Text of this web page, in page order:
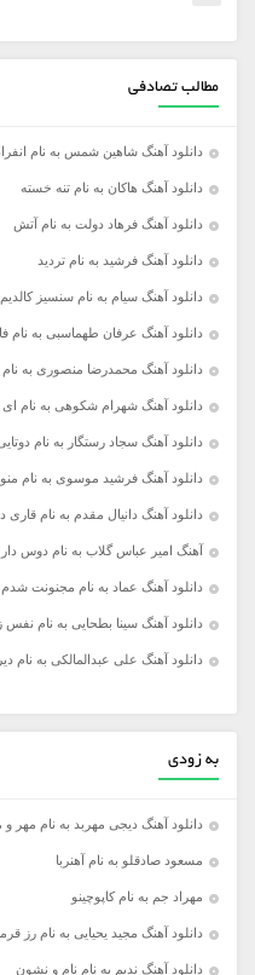
مطالب تصادفی
دانلود آهنگ شاهین شمس به نام
دانلود آهنگ هاکان به نام تنه خسته
دانلود آهنگ فرهاد دولت به نام آتش
دانلود آهنگ فرشید به نام تردید
دانلود آهنگ سیام به نام سنسیز کالدیم
دانلود آهنگ عرفان طهماسبی به
دانلود آهنگ محمدرضا منصوری به نام
دانلود آهنگ شهرام شکوهی به نام
دانلود آهنگ سجاد رستگار به نام
دانلود آهنگ فرشید موسوی به نام منو
دانلود آهنگ دانیال مقدم به نام قاری
آهنگ امیر عباس گلاب به نام دوس
دانلود آهنگ عماد به نام مجنونت شدم
دانلود آهنگ سینا بطحایی به نام نفس
دانلود آهنگ علی عبدالمالکی به نام
به زودی
دانلود آهنگ دیجی مهربد به نام مهر و میکس ۱
مسعود صادقلو به نام آهنربا
مهراد جم به نام کاپوچینو
دانلود آهنگ مجید یحیایی به نام رز
دانلود آهنگ ندیم به نام نام و نشون